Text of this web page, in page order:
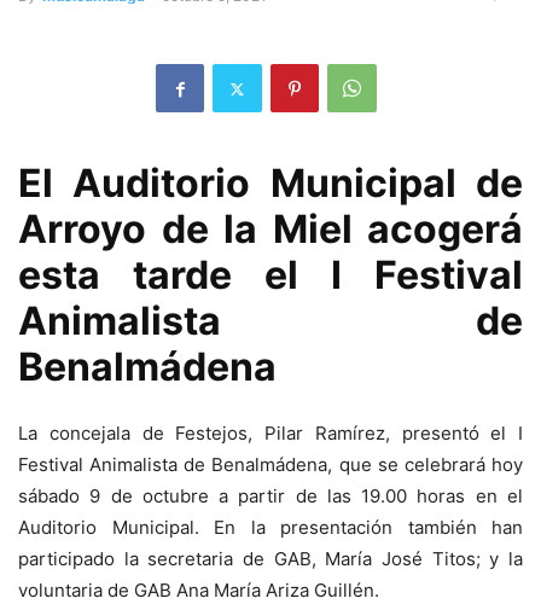
El Auditorio Municipal de
Arroyo de la Miel acogerá
esta tarde el I Festival
Animalista de
Benalmádena
La concejala de Festejos, Pilar Ramírez, presentó el I
Festival Animalista de Benalmádena, que se celebrará hoy
sábado 9 de octubre a partir de las 19.00 horas en el
Auditorio Municipal. En la presentación también han
participado la secretaria de GAB, María José Titos; y la
voluntaria de GAB Ana María Ariza Guillén.